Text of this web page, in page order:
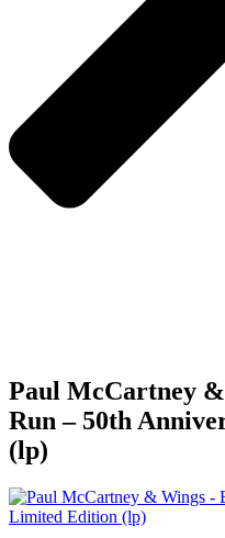
Paul McCartney
Run – 50th
(lp)